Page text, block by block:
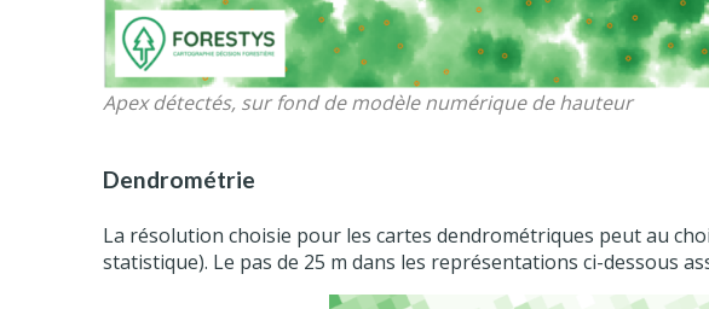
Apex détectés, sur fond de modèle numérique de hauteur
Dendrométrie
La résolution choisie pour les cartes dendrométriques peut au
statistique). Le pas de 25 m dans les représentations ci-dessous